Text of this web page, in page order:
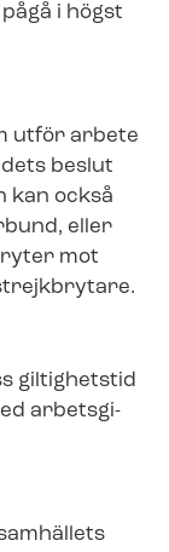
i högst
utför arbete
beslut
kan också
eller
mot
giltighetstid
ar­bets­gi­